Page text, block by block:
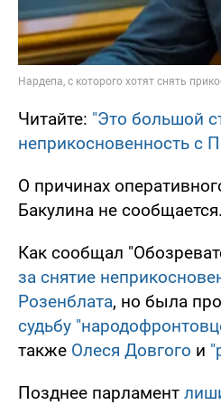
Читайте: "Это большой
неприкосновенность с
О причинах
Бакулина не сообщается.
Как сообщал
за снятие
Розенблата, но была
судьбу
также Олеся Довгого и
Позднее парламент